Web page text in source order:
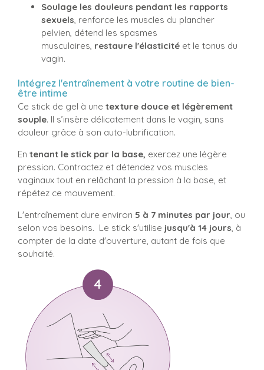
Soulage les douleurs pendant les rapports
sexuels, renforce les muscles du plancher
pelvien, détend les spasmes
musculaires, restaure l'élasticité et le tonus du
vagin.
Intégrez l'entraînement à votre routine de bien-
être intime
Ce stick de gel à une texture douce et légèrement
souple. Il s’insère délicatement dans le vagin, sans
douleur grâce à son auto-lubrification.
En tenant le stick par la base, exercez une légère
pression. Contractez et détendez vos muscles
vaginaux tout en relâchant la pression à la base, et
répétez ce mouvement.
L'entraînement dure environ 5 à 7 minutes par jour, ou
selon vos besoins. Le stick s'utilise jusqu'à 14 jours, à
compter de la date d'ouverture, autant de fois que
souhaité.